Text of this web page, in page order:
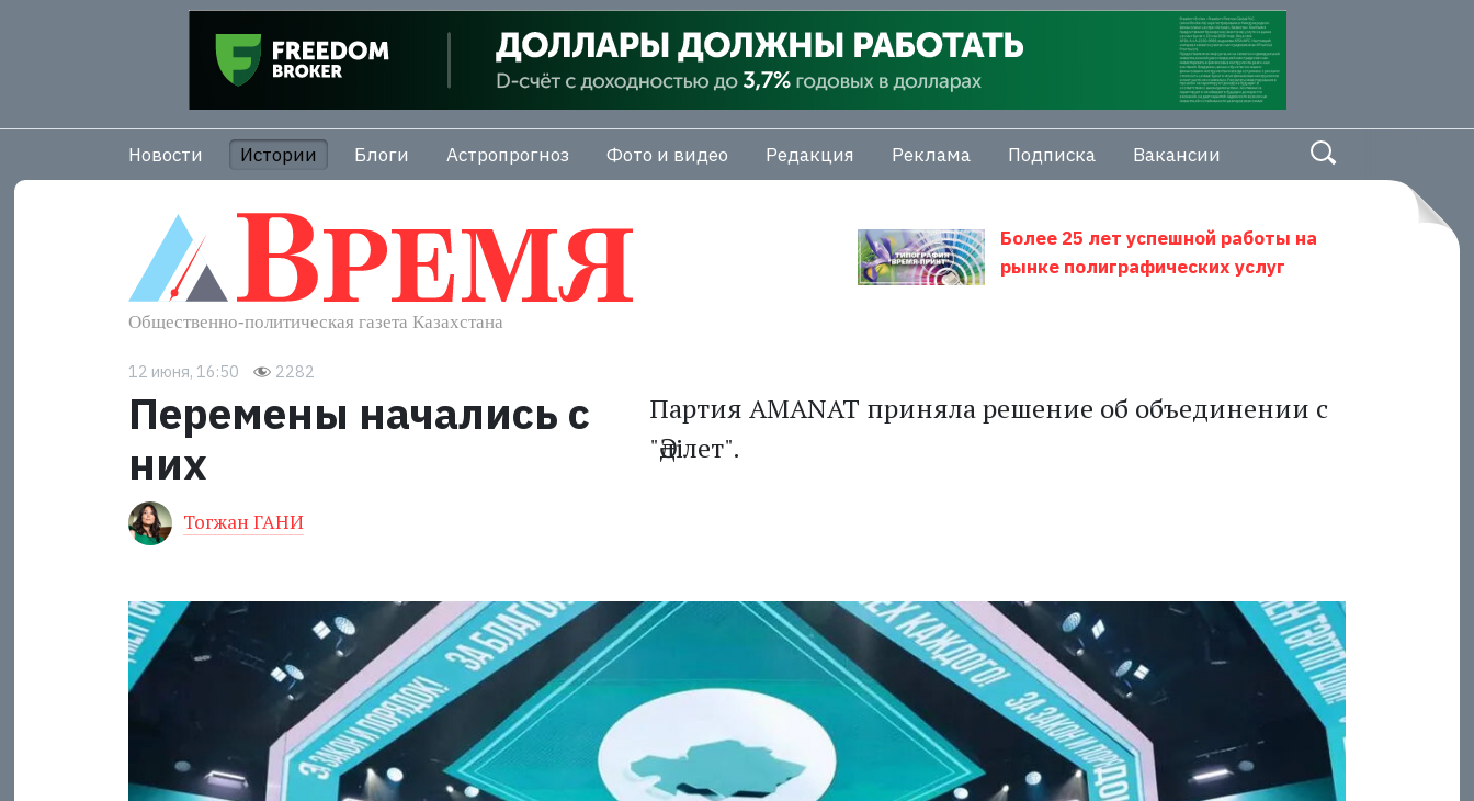
Новости Истории Блоги Астропрогноз Фото и видео Редакция Реклама Подписка Вакансии
Более 25 лет успешной работы на
рынке полиграфических услуг
12 июня, 16:50 2282
Перемены начались с
них
Тогжан ГАНИ
Партия AMANAT приняла решение об объединении с
"Әділет".